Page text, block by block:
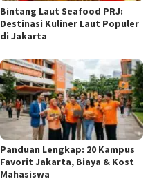
Bintang Laut Seafood PRJ:
Destinasi Kuliner Laut Populer
di Jakarta
Panduan Lengkap: 20 Kampus
Favorit Jakarta, Biaya & Kost
Mahasiswa